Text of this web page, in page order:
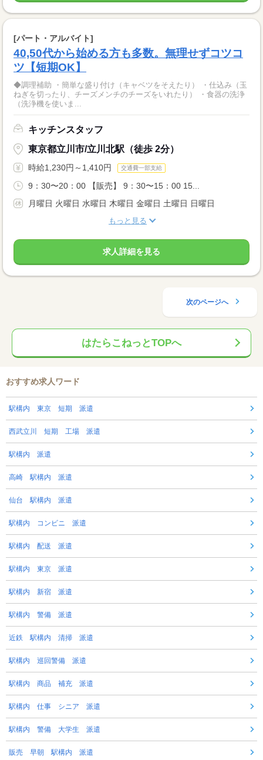
[パート・アルバイト]
40,50代から始める方も多数。無理せずコツコ
ツ【短期OK】
◆調理補助 ・簡単な盛り付け（キャベツをそえたり） ・仕込み（玉
ねぎを切ったり、チーズメンチのチーズをいれたり） ・食器の洗浄
（洗浄機を使いま...
キッチンスタッフ
東京都立川市/立川北駅（徒歩 2分）
時給1,230円～1,410円 交通費一部支給
9：30〜20：00 【販売】 9：30〜15：00 15...
月曜日 火曜日 水曜日 木曜日 金曜日 土曜日 日曜日
もっと見る
求人詳細を見る
次のページへ
はたらこねっとTOPへ
おすすめ求人ワード
駅構内 東京 短期 派遣
西武立川 短期 工場 派遣
駅構内 派遣
高崎 駅構内 派遣
仙台 駅構内 派遣
駅構内 コンビニ 派遣
駅構内 配送 派遣
駅構内 東京 派遣
駅構内 新宿 派遣
駅構内 警備 派遣
近鉄 駅構内 清掃 派遣
駅構内 巡回警備 派遣
駅構内 商品 補充 派遣
駅構内 仕事 シニア 派遣
駅構内 警備 大学生 派遣
販売 早朝 駅構内 派遣